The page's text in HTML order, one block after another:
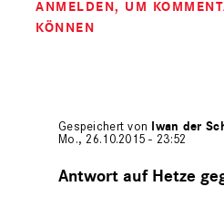
ANMELDEN, UM
KÖNNEN
Gespeichert von Iwan der
Mo., 26.10.2015 - 23:52
auf
Antwort auf Hetze